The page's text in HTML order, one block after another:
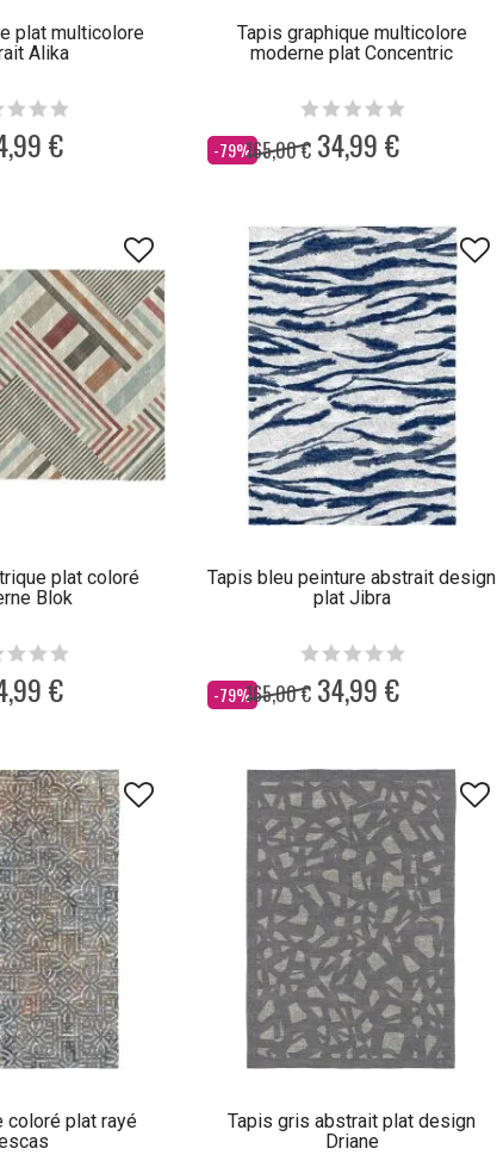
plat multicolore
Alika
€
Tapis graphique multicolore
moderne plat Concentric
-79%
Dès 165,00 € 34,99 €
plat coloré
Blok
€
Tapis bleu peinture abstrait design
plat Jibra
-79%
Dès 165,00 € 34,99 €
coloré plat rayé
Tapis gris abstrait plat design
Driane